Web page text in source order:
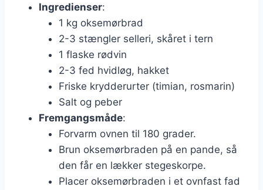
Ingredienser:
1 kg oksemørbrad
2-3 stængler selleri, skåret i tern
1 flaske rødvin
2-3 fed hvidløg, hakket
Friske krydderurter (timian, rosmarin)
Salt og peber
Fremgangsmåde:
Forvarm ovnen til 180 grader.
Brun oksemørbraden på en pande, så
den får en lækker stegeskorpe.
Placer oksemørbraden i et ovnfast fad